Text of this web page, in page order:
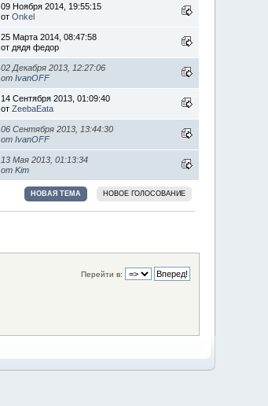
09 Ноября 2014, 19:55:15
отOnkel
25 Марта 2014, 08:47:58
от дядя федор
02 Декабря 2013, 12:27:06
отIvanOFF
14 Сентября 2013, 01:09:40
отZeebaEata
06 Сентября 2013, 13:44:30
отIvanOFF
13 Мая 2013, 01:13:34
отKim
НОВАЯ ТЕМА НОВОЕ ГОЛОСОВАНИЕ
Перейти в: